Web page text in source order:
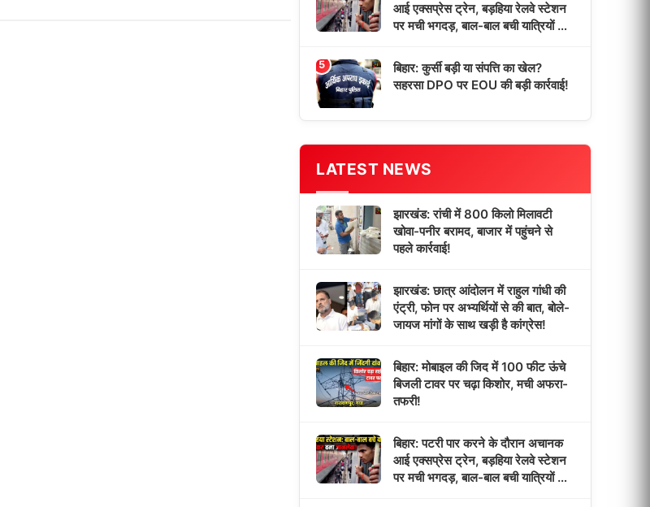
आई एक्सप्रेस ट्रेन, बड़हिया रेलवे स्टेशन
पर मची भगदड़, बाल-बाल बची यात्रियों की
5
बिहार: कुर्सी बड़ी या संपत्ति का खेल?
सहरसा DPO पर EOU की बड़ी कार्रवाई!
LATEST NEWS
झारखंड: रांची में 800 किलो मिलावटी
खोवा-पनीर बरामद, बाजार में पहुंचने से
पहले कार्रवाई!
झारखंड: छात्र आंदोलन में राहुल गांधी की
एंट्री, फोन पर अभ्यर्थियों से की बात, बोले-
जायज मांगों के साथ खड़ी है कांग्रेस!
बिहार: मोबाइल की जिद में 100 फीट ऊंचे
बिजली टावर पर चढ़ा किशोर, मची अफरा-
तफरी!
बिहार: पटरी पार करने के दौरान अचानक
आई एक्सप्रेस ट्रेन, बड़हिया रेलवे स्टेशन
पर मची भगदड़, बाल-बाल बची यात्रियों की